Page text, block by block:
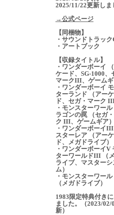
2025/11/22更新しま
→公式ページ
【同梱物】
・サウンドトラック
・アートブック
【収録タイトル】
・ワンダーボーイ
ケード、SG-1000、
マークIII、ゲーム
・ワンダーボーイ
ターランド （アー
ド、セガ・マーク
・モンスターワー
ラゴンの罠 （セガ
ク III、ゲームギア
・ワンダーボーイ
スターレア （アー
ド、メガドライブ）
・ワンダーボーイV
ターワールドIII （
ライブ、マスターシ
ム）
・モンスターワー
（メガドライブ）
1983限定特典付き
ました。（2023/02/
新）